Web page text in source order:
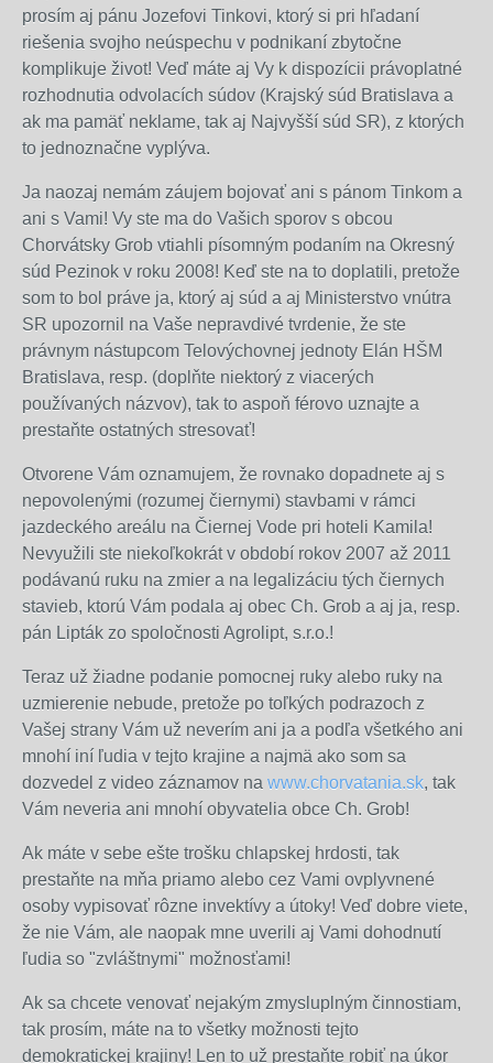
prosím aj pánu Jozefovi Tinkovi, ktorý si pri hľadaní
riešenia svojho neúspechu v podnikaní zbytočne
komplikuje život! Veď máte aj Vy k dispozícii právoplatné
rozhodnutia odvolacích súdov (Krajský súd Bratislava a
ak ma pamäť neklame, tak aj Najvyšší súd SR), z ktorých
to jednoznačne vyplýva.
Ja naozaj nemám záujem bojovať ani s pánom Tinkom a
ani s Vami! Vy ste ma do Vašich sporov s obcou
Chorvátsky Grob vtiahli písomným podaním na Okresný
súd Pezinok v roku 2008! Keď ste na to doplatili, pretože
som to bol práve ja, ktorý aj súd a aj Ministerstvo vnútra
SR upozornil na Vaše nepravdivé tvrdenie, že ste
právnym nástupcom Telovýchovnej jednoty Elán HŠM
Bratislava, resp. (doplňte niektorý z viacerých
používaných názvov), tak to aspoň férovo uznajte a
prestaňte ostatných stresovať!
Otvorene Vám oznamujem, že rovnako dopadnete aj s
nepovolenými (rozumej čiernymi) stavbami v rámci
jazdeckého areálu na Čiernej Vode pri hoteli Kamila!
Nevyužili ste niekoľkokrát v období rokov 2007 až 2011
podávanú ruku na zmier a na legalizáciu tých čiernych
stavieb, ktorú Vám podala aj obec Ch. Grob a aj ja, resp.
pán Lipták zo spoločnosti Agrolipt, s.r.o.!
Teraz už žiadne podanie pomocnej ruky alebo ruky na
uzmierenie nebude, pretože po toľkých podrazoch z
Vašej strany Vám už neverím ani ja a podľa všetkého ani
mnohí iní ľudia v tejto krajine a najmä ako som sa
dozvedel z video záznamov na www.chorvatania.sk, tak
Vám neveria ani mnohí obyvatelia obce Ch. Grob!
Ak máte v sebe ešte trošku chlapskej hrdosti, tak
prestaňte na mňa priamo alebo cez Vami ovplyvnené
osoby vypisovať rôzne invektívy a útoky! Veď dobre viete,
že nie Vám, ale naopak mne uverili aj Vami dohodnutí
ľudia so "zvláštnymi" možnosťami!
Ak sa chcete venovať nejakým zmysluplným činnostiam,
tak prosím, máte na to všetky možnosti tejto
demokratickej krajiny! Len to už prestaňte robiť na úkor